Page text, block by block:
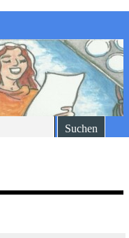
Suchen